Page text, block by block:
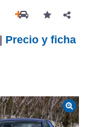
Precio y ficha